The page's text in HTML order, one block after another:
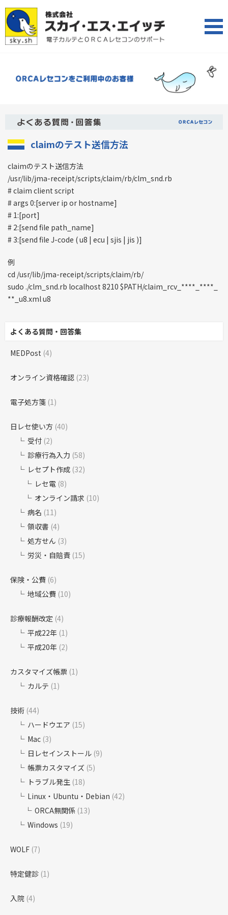
claimのテスト送信方法
claimのテスト送信方法
/usr/lib/jma-receipt/scripts/claim/rb/clm_snd.rb
# claim client script
# args 0:[server ip or hostname]
# 1:[port]
# 2:[send file path_name]
# 3:[send file J-code ( u8 | ecu | sjis | jis )]
例
cd /usr/lib/jma-receipt/scripts/claim/rb/
sudo ./clm_snd.rb localhost 8210 $PATH/claim_rcv_****_****_
**_u8.xml u8
よくある質問・回答集
MEDPost (4)
オンライン資格確認 (23)
電子処方箋 (1)
日レセ使い方 (40)
受付 (2)
診療行為入力 (58)
レセプト作成 (32)
レセ電 (8)
オンライン請求 (10)
病名 (11)
領収書 (4)
処方せん (3)
労災・自賠責 (15)
保険・公費 (6)
地域公費 (10)
診療報酬改定 (4)
平成22年 (1)
平成20年 (2)
カスタマイズ帳票 (1)
カルテ (1)
技術 (44)
ハードウエア (15)
Mac (3)
日レセインストール (9)
帳票カスタマイズ (5)
トラブル発生 (18)
Linux・Ubuntu・Debian (42)
ORCA無関係 (13)
Windows (19)
WOLF (7)
特定健診 (1)
入院 (4)